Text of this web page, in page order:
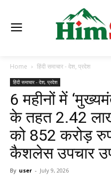
Home हिंदी समाचार - देश, प्रदेश
हिंदी समाचार - देश, प्रदेश
6 महीनों में
के तहत 2.42
को 852 करोड़
कैशलेस उपचार
By user - July 9, 2026